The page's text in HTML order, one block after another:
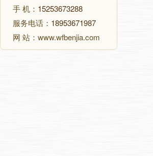
手 机： 15253673288
服务电话： 18953671987
网 站：www.wfbenjia.com